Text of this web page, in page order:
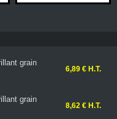
grain
6,89 € H.T.
grain
8,62 € H.T.